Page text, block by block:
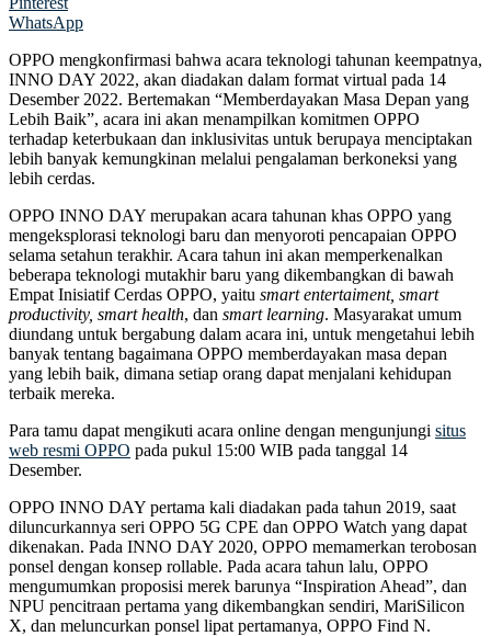
WhatsApp
OPPO mengkonfirmasi bahwa acara teknologi tahunan keempatnya,
INNO DAY 2022, akan diadakan dalam format virtual pada 14
Desember 2022. Bertemakan “Memberdayakan Masa Depan yang
Lebih Baik”, acara ini akan menampilkan komitmen OPPO
terhadap keterbukaan dan inklusivitas untuk berupaya menciptakan
lebih banyak kemungkinan melalui pengalaman berkoneksi yang
lebih cerdas.
OPPO INNO DAY merupakan acara tahunan khas OPPO yang
mengeksplorasi teknologi baru dan menyoroti pencapaian OPPO
selama setahun terakhir. Acara tahun ini akan memperkenalkan
beberapa teknologi mutakhir baru yang dikembangkan di bawah
Empat Inisiatif Cerdas OPPO, yaitu smart entertaiment, smart
productivity, smart health, dan smart learning. Masyarakat umum
diundang untuk bergabung dalam acara ini, untuk mengetahui lebih
banyak tentang bagaimana OPPO memberdayakan masa depan
yang lebih baik, dimana setiap orang dapat menjalani kehidupan
terbaik mereka.
Para tamu dapat mengikuti acara online dengan mengunjungi situs
web resmi OPPO pada pukul 15:00 WIB pada tanggal 14
Desember.
OPPO INNO DAY pertama kali diadakan pada tahun 2019, saat
diluncurkannya seri OPPO 5G CPE dan OPPO Watch yang dapat
dikenakan. Pada INNO DAY 2020, OPPO memamerkan terobosan
ponsel dengan konsep rollable. Pada acara tahun lalu, OPPO
mengumumkan proposisi merek barunya “Inspiration Ahead”, dan
NPU pencitraan pertama yang dikembangkan sendiri, MariSilicon
X, dan meluncurkan ponsel lipat pertamanya, OPPO Find N.